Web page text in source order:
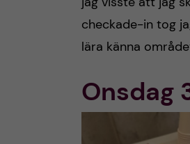
checkade-in tog
lära känna
Onsdag